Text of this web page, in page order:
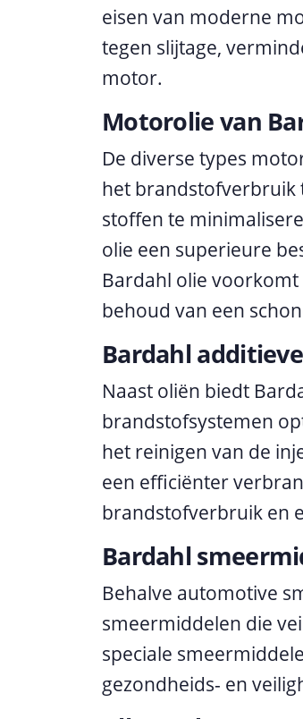
eisen van moderne
tegen slijtage,
motor.
Motorolie van
De diverse types
het brandstofverbruik
stoffen te
olie een superieure
Bardahl olie
behoud van een
Bardahl
Naast oliën biedt
brandstofsystemen
het reinigen van de
een efficiënter
brandstofverbruik en
Bardahl
Behalve automotive
smeermiddelen die
speciale
gezondheids- en